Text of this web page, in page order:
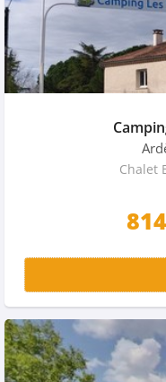
Chalet